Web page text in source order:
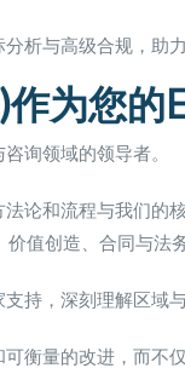
析与高级合规，助
为您的
询领域的领导者。
论和流程与我们的
值创造、合同与法
持，深刻理解区域与
衡量的改进，而不